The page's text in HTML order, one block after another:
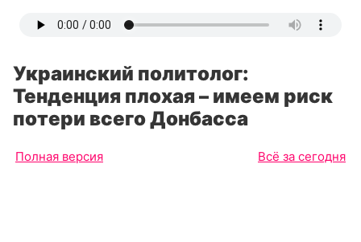
Украинский политолог:
Тенденция плохая – имеем риск
потери всего Донбасса
Полная версия Всё за сегодня